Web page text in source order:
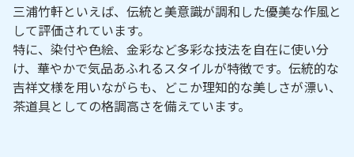
三浦竹軒といえば、伝統と美意識が調和した優美な作風と
して評価されています。
特に、染付や色絵、金彩など多彩な技法を自在に使い分
け、華やかで気品あふれるスタイルが特徴です。伝統的な
吉祥文様を用いながらも、どこか理知的な美しさが漂い、
茶道具としての格調高さを備えています。